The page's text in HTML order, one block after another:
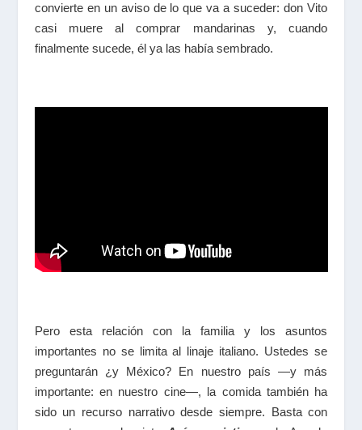
convierte en un aviso de lo que va a suceder: don Vito
casi muere al comprar mandarinas y, cuando
finalmente sucede, él ya las había sembrado.
Pero esta relación con la familia y los asuntos
importantes no se limita al linaje italiano. Ustedes se
preguntarán ¿y México? En nuestro país —y más
importante: en nuestro cine—, la comida también ha
sido un recurso narrativo desde siempre. Basta con